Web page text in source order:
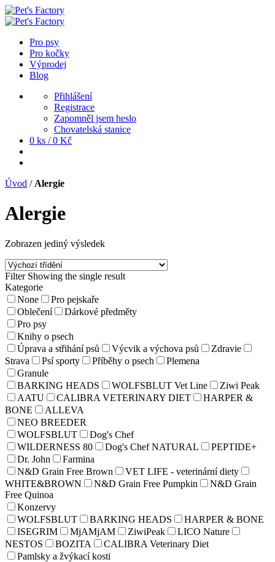
Pro psy
Pro kočky
Výprodej
Blog
Přihlášení
Registrace
Zapomněl jsem heslo
Chovatelská stanice
0 ks / 0 Kč
Úvod / Alergie
Alergie
Zobrazen jediný výsledek
Filter Showing the single result
Kategorie
None
Pro pejskaře
Oblečení
Dárkové předměty
Pro psy
Knihy o psech
Úprava a střihání psů
Výcvik a výchova psů
Zdravie
Strava
Psí sporty Příběhy o psech
Plemena
Granule
BARKING HEADS
WOLFSBLUT Vet Line
Ziwi Peak
AATU
CALIBRA VETERINARY DIET
HARPER &
BONE
ALLEVA
NEO BREEDER
WOLFSBLUT
Dog's Chef
WILDERNESS 80
Dog's Chef NATURAL
PEPTIDE+
Dr. John
Farmina
N&D Grain Free Brown
VET LIFE - veterinární diety
WHITE&BROWN
N&D Grain Free Pumpkin
N&D Grain
Free Quinoa
Konzervy
WOLFSBLUT
BARKING HEADS
HARPER & BONE
ISEGRIM
MjAMjAM ZiwiPeak
LICO Nature
NESTOS
BOZITA
CALIBRA Veterinary Diet
Pamlsky a žvýkací kosti